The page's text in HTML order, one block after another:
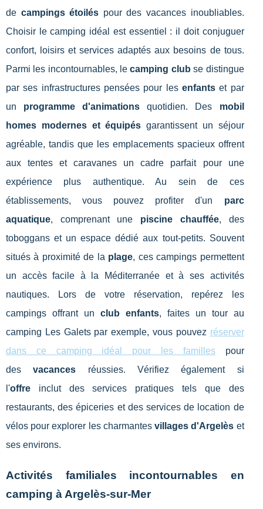
de campings étoilés pour des vacances inoubliables.
Choisir le camping idéal est essentiel : il doit conjuguer
confort, loisirs et services adaptés aux besoins de tous.
Parmi les incontournables, lecamping club se distingue
par ses infrastructures pensées pour les enfantset par
un programme d'animations quotidien. Des mobil
homes modernes et équipés garantissent un séjour
agréable, tandis que les emplacements spacieux offrent
aux tentes et caravanes un cadre parfait pour une
expérience plus authentique. Au sein de ces
établissements, vous pouvez profiter d'un parc
aquatique, comprenant une piscine chauffée, des
toboggans et un espace dédié aux tout-petits. Souvent
situés à proximité de la plage, ces campings permettent
un accès facile à la Méditerranée et à ses activités
nautiques. Lors de votre réservation, repérez les
campings offrant un club enfants, faites un tour au
camping Les Galets par exemple, vous pouvez réserver
dans ce camping idéal pour les famillespour
desvacances réussies. Vérifiez également si
l'offre inclut des services pratiques tels que des
restaurants, des épiceries et des services de location de
vélos pour explorer les charmantesvillages d'Argelès et
ses environs.
Activités familiales incontournables en
camping à Argelès-sur-Mer